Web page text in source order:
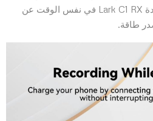
ويمكنك أيضًا شحن هاتفك ووحدة Lark C1 RX في نفس الوقت عن